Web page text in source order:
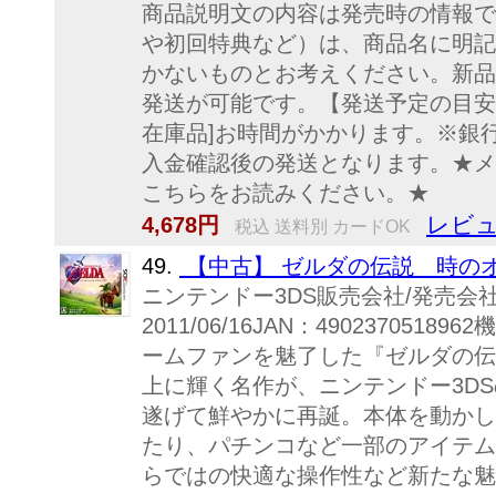
商品説明文の内容は発売時の情報
や初回特典など）は、商品名に明
かないものとお考えください。新
発送が可能です。【発送予定の目
在庫品]お時間がかかります。※銀
入金確認後の発送となります。★
こちらをお読みください。★
4,678円
税込 送料別 カードOK レビ
49.
【中古】 ゼルダの伝説 時の
ニンテンドー3DS販売会社/発売会
2011/06/16JAN：4902370518962
ームファンを魅了した『ゼルダの
上に輝く名作が、ニンテンドー
遂げて鮮やかに再誕。本体を動か
たり、パチンコなど一部のアイテ
らではの快適な操作性など新たな